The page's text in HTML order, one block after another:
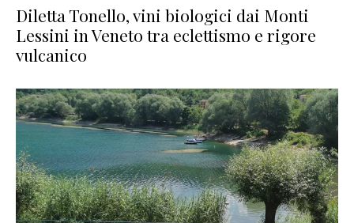
Diletta Tonello, vini biologici dai Monti
Lessini in Veneto tra eclettismo e rigore
vulcanico